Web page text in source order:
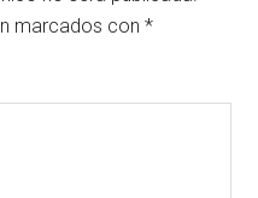
marcados con*